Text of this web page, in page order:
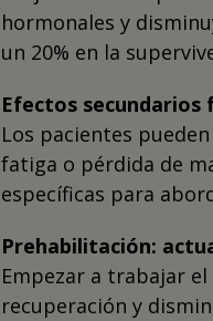
hormonales y
un 20% en la
Efectos secundarios
Los pacientes
fatiga o pérdida de
específicas para
Prehabilitación:
Empezar a trabajar
recuperación y